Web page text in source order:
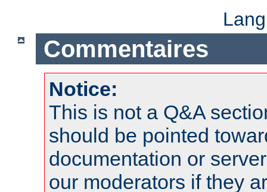
Commentaires
Notice:
This is not a Q&A
should be pointed
documentation or
our moderators if they